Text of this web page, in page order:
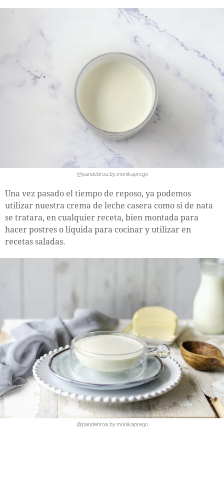
@pandebroa.by.monikaprego
Una vez pasado el tiempo de reposo, ya podemos
utilizar nuestra crema de leche casera como si de nata
se tratara, en cualquier receta, bien montada para
hacer postres o líquida para cocinar y utilizar en
recetas saladas.
@pandebroa.by.monikaprego